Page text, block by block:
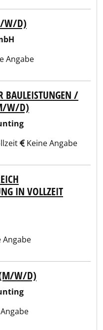
W/D)
Angabe
BAULEISTUNGEN /
W/D)
Keine Angabe
IN VOLLZEIT
Angabe
(M/W/D)